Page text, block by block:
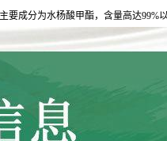
成分为水杨酸甲酯，含量高达